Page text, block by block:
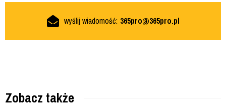
wyślij wiadomość: 365pro@365pro.pl
Zobacz także